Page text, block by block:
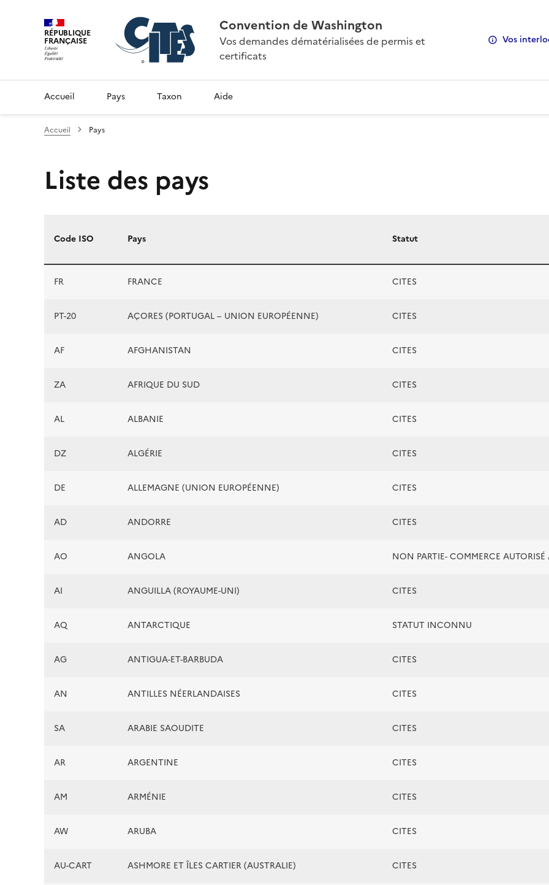
RÉPUBLIQUE
FRANÇAISE
Convention de Washington
Vos demandes dématérialisées de permis et
certificats
Vos
Accueil Pays Taxon Aide
Accueil Pays
Liste des pays
Liste des pays
Code ISO Pays Statut
FR FRANCE CITES
PT-20 AÇORES (PORTUGAL – UNION EUROPÉENNE) CITES
AF AFGHANISTAN CITES
ZA AFRIQUE DU SUD CITES
AL ALBANIE CITES
DZ ALGÉRIE CITES
DE ALLEMAGNE (UNION EUROPÉENNE) CITES
AD ANDORRE CITES
AO ANGOLA NON PARTIE- COMMERCE
AI ANGUILLA (ROYAUME-UNI) CITES
AQ ANTARCTIQUE STATUT INCONNU
AG ANTIGUA-ET-BARBUDA CITES
AN ANTILLES NÉERLANDAISES CITES
SA ARABIE SAOUDITE CITES
AR ARGENTINE CITES
AM ARMÉNIE CITES
AW ARUBA CITES
AU-CART ASHMORE ET ÎLES CARTIER (AUSTRALIE) CITES